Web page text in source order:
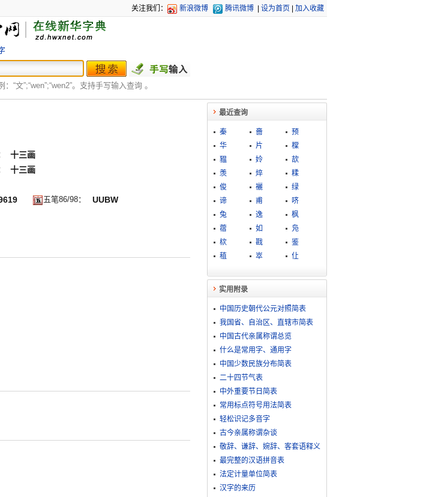
关注我们： 新浪微博 腾讯微博 设为首页 加入收藏
“文”;“wen”;“wen2”。支持手写输入查询 。
十三画
十三画
五笔86/98：
UUBW
最近查询
秦 嗇
预
华
片
橖
豱
姈
欯
羡
焠
糅
俊
襹
绿
谛
甫
哜
兔
逸
枫
蓿
如
凫
栨
戡
鉴
稙
崒 仩
实用附录
中国历史朝代公元对照简表
我国省、自治区、直辖市简表
中国古代亲属称谓总览
什么是常用字、通用字
中国少数民族分布简表
二十四节气表
中外重要节日简表
常用标点符号用法简表
轻松识记多音字
古今亲属称谓杂谈
敬​辞​、​谦​辞​、​婉​辞​、​客​套​语​释​义
最完整的汉语拼音表
法定计量单位简表
汉字的来历